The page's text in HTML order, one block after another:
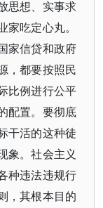
思想、实事求
吃定心丸。
家信贷和政府
，都要按照民
比例进行公平
配置。要彻底
干活的这种徒
象。社会主义
种违法违规行
，其根本目的